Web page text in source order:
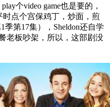
个video game也是要的，
时点个宫保鸡丁，炒面，煎
第17集），Sheldon还自学
老板吵架，所以，这部剧没